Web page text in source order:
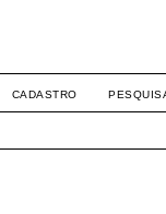
CADASTRO